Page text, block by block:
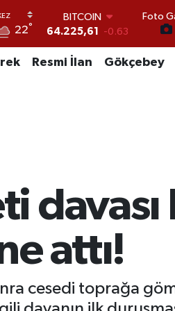
22°
DOLAR
47,7143
0.16
EURO
55,0317
-0.02
Foto
Resmi İlan Gökçebey
davası
attı!
cesedi toprağa